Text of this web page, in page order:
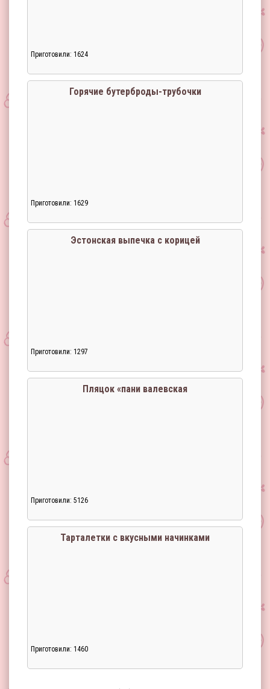
Приготовили: 1624
Горячие бутерброды-трубочки
Приготовили: 1629
Эстонская выпечка с корицей
Приготовили: 1297
Пляцок «пани валевская
Приготовили: 5126
Тарталетки с вкусными начинками
Приготовили: 1460